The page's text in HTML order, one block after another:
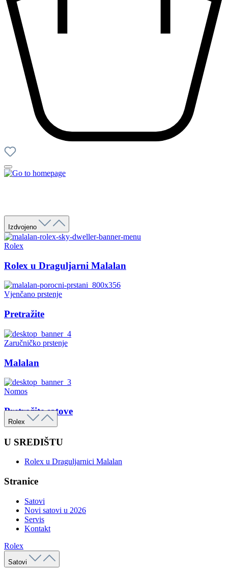
Izdvojeno
Rolex
Rolex u Draguljarni Malalan
Vjenčano prstenje
Pretražite
Zaručničko prstenje
Malalan
Nomos
Pretražite satove
Rolex
U SREDIŠTU
Rolex u Draguljarnici Malalan
Stranice
Satovi
Novi satovi u 2026
Servis
Kontakt
Rolex
Satovi